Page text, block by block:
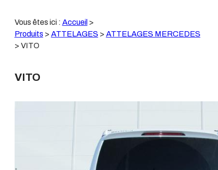
Vous êtes ici : Accueil >
Produits > ATTELAGES > ATTELAGES MERCEDES
> VITO
VITO